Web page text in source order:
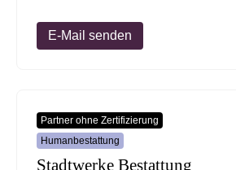
E-Mail senden
Partner ohne Zertifizierung
Humanbestattung
Stadtwerke Bestattung